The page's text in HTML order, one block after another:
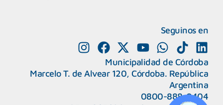
Seguinos en
Municipalidad de Córdoba
Marcelo T. de Alvear 120, Córdoba. República
Argentina
0800-888-0404